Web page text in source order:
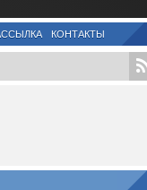
КОНТАКТЫ